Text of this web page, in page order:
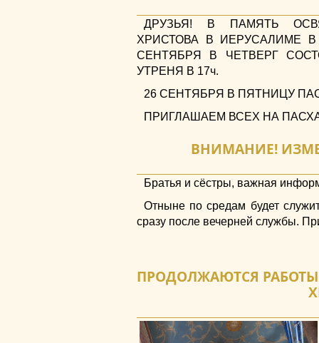
ДРУЗЬЯ! В ПАМЯТЬ
ХРИСТОВА В ИЕРУСАЛИМЕ
СЕНТЯБРЯ В ЧЕТВЕРГ
УТРЕНЯ В 17ч.
26 СЕНТЯБРЯ В ПЯТНИЦУ
ПРИГЛАШАЕМ ВСЕХ НА
ВНИМАНИЕ!
Братья и сёстры, важная
Отныне по средам будет
сразу после вечерней службы.
ПРОДОЛЖАЮТСЯ